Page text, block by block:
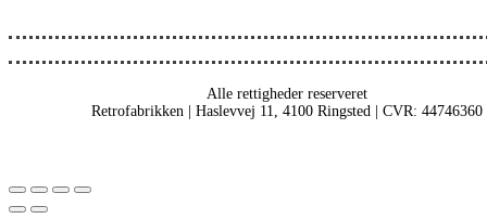
Alle rettigheder reserveret
Retrofabrikken | Haslevvej 11, 4100 Ringsted | CVR: 44746360